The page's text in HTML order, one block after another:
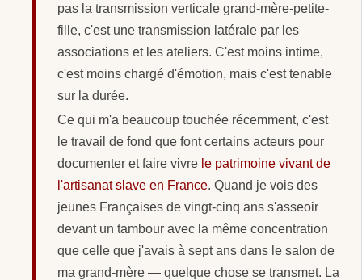
pas la transmission verticale grand-mère-petite-
fille, c'est une transmission latérale par les
associations et les ateliers. C'est moins intime,
c'est moins chargé d'émotion, mais c'est tenable
sur la durée.
Ce qui m'a beaucoup touchée récemment, c'est
le travail de fond que font certains acteurs pour
documenter et faire vivre le patrimoine vivant de
l'artisanat slave en France. Quand je vois des
jeunes Françaises de vingt-cinq ans s'asseoir
devant un tambour avec la même concentration
que celle que j'avais à sept ans dans le salon de
ma grand-mère — quelque chose se transmet. La